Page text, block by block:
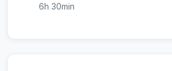
6h 30min